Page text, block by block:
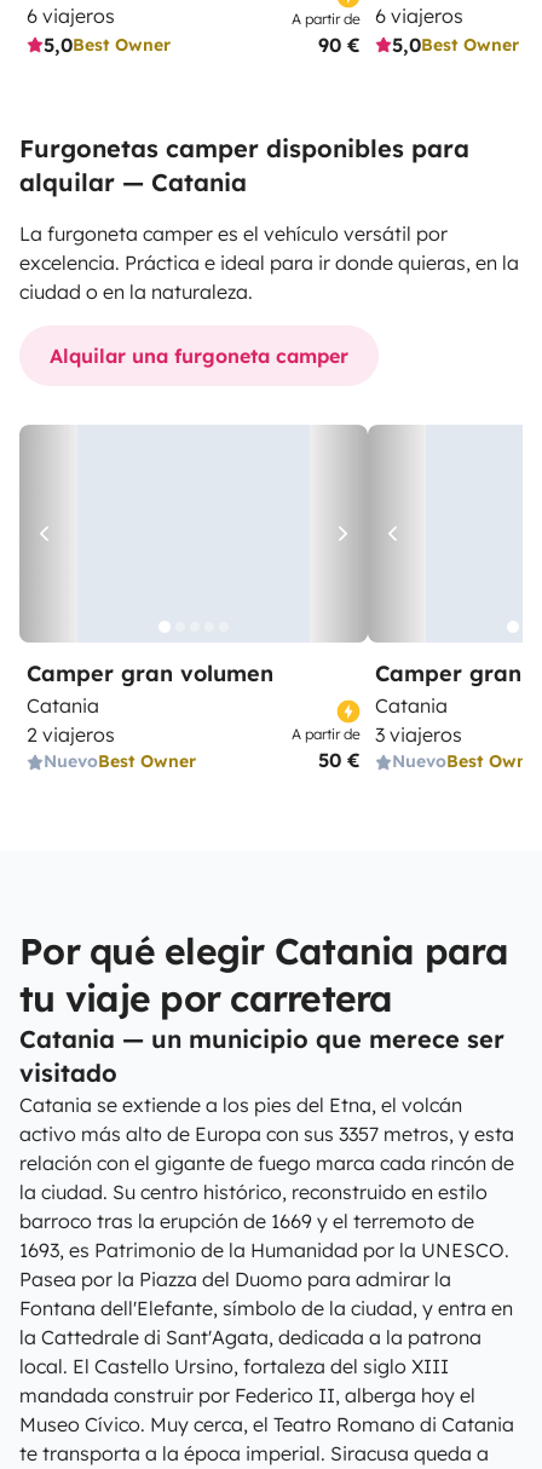
6 viajeros
5,0Best Owner
A partir de
90 €
6 viajeros
5,0Best Owner
Furgonetas camper disponibles para
alquilar — Catania
La furgoneta camper es el vehículo versátil por
excelencia. Práctica e ideal para ir donde quieras, en la
ciudad o en la naturaleza.
Alquilar una furgoneta camper
Camper gran volumen
Catania
2 viajeros
NuevoBest Owner
A partir de
50 €
Camper gran
Catania
3 viajeros
NuevoBest
Por qué elegir Catania para
tu viaje por carretera
Catania — un municipio que merece ser
visitado
Catania se extiende a los pies del Etna, el volcán
activo más alto de Europa con sus 3357 metros, y esta
relación con el gigante de fuego marca cada rincón de
la ciudad. Su centro histórico, reconstruido en estilo
barroco tras la erupción de 1669 y el terremoto de
1693, es Patrimonio de la Humanidad por la UNESCO.
Pasea por la Piazza del Duomo para admirar la
Fontana dell'Elefante, símbolo de la ciudad, y entra en
la Cattedrale di Sant'Agata, dedicada a la patrona
local. El Castello Ursino, fortaleza del siglo XIII
mandada construir por Federico II, alberga hoy el
Museo Cívico. Muy cerca, el Teatro Romano di Catania
te transporta a la época imperial. Siracusa queda a